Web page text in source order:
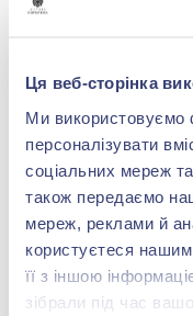
Ця веб-сторінка
Ми
персоналізувати
соціальних мереж
також передаємо
мереж, реклами й
користуєтеся
її з іншою
зібрали під час
Сережки-конго
18 771,28 грн
Купити
-56%